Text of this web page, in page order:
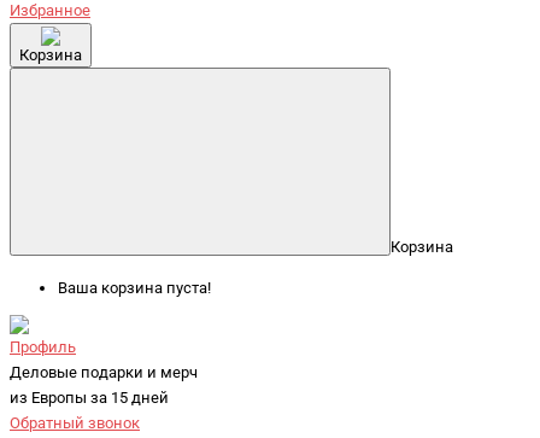
Избранное
Корзина
Корзина
Ваша корзина пуста!
Профиль
Деловые подарки и мерч
из Европы за 15 дней
Обратный звонок